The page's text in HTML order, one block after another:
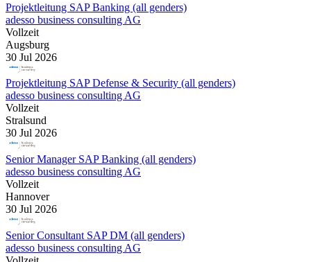
Projektleitung SAP Banking (all genders)
adesso business consulting AG
Vollzeit
Augsburg
30 Jul 2026
Projektleitung SAP Defense & Security (all genders)
adesso business consulting AG
Vollzeit
Stralsund
30 Jul 2026
Senior Manager SAP Banking (all genders)
adesso business consulting AG
Vollzeit
Hannover
30 Jul 2026
Senior Consultant SAP DM (all genders)
adesso business consulting AG